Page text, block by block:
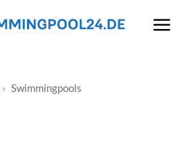
» Swimmingpools